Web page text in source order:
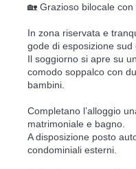
🏡 Grazioso bilocale
In zona riservata e
gode di esposizione sud
Il soggiorno si apre su
comodo soppalco con
bambini.
Completano l’alloggio
matrimoniale e bagno.
A disposizione posto
condominiali esterni.